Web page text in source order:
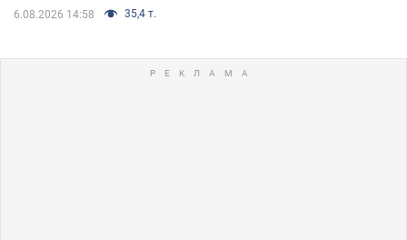
6.08.2026 14:58 35,4 т.